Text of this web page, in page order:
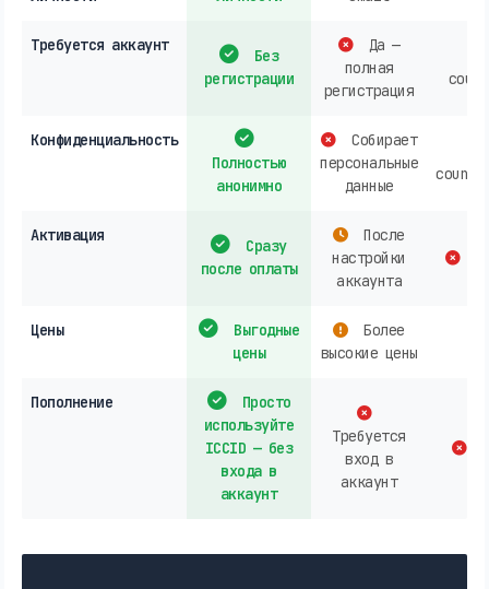
Требуется аккаунт
Без
регистрации
Да —
полная
регистрация
Конфиденциальность
Полностью
анонимно
Собирает
персональные
данные
Активация
Сразу
после оплаты
После
настройки
аккаунта
Цены
Выгодные
цены
Более
высокие цены
Пополнение
Просто
используйте
ICCID — без
входа в
аккаунт
Требуется
вход в
аккаунт